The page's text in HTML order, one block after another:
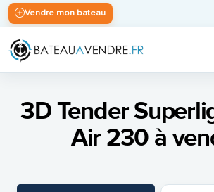
Vendre mon bateau
3D Tender
Air 230 à